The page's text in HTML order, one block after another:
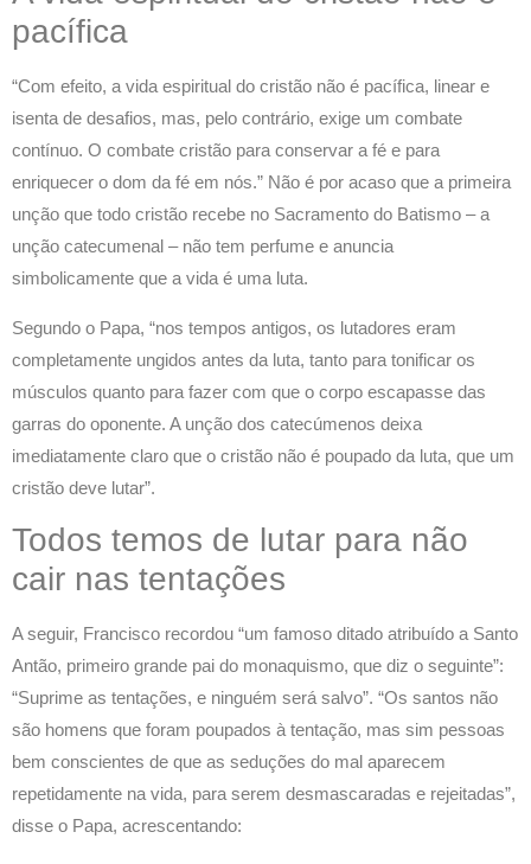
pacífica
“Com efeito, a vida espiritual do cristão não é pacífica, linear e
isenta de desafios, mas, pelo contrário, exige um combate
contínuo. O combate cristão para conservar a fé e para
enriquecer o dom da fé em nós.” Não é por acaso que a primeira
unção que todo cristão recebe no Sacramento do Batismo – a
unção catecumenal – não tem perfume e anuncia
simbolicamente que a vida é uma luta.
Segundo o Papa, “nos tempos antigos, os lutadores eram
completamente ungidos antes da luta, tanto para tonificar os
músculos quanto para fazer com que o corpo escapasse das
garras do oponente. A unção dos catecúmenos deixa
imediatamente claro que o cristão não é poupado da luta, que um
cristão deve lutar”.
Todos temos de lutar para não
cair nas tentações
A seguir, Francisco recordou “um famoso ditado atribuído a Santo
Antão, primeiro grande pai do monaquismo, que diz o seguinte”:
“Suprime as tentações, e ninguém será salvo”. “Os santos não
são homens que foram poupados à tentação, mas sim pessoas
bem conscientes de que as seduções do mal aparecem
repetidamente na vida, para serem desmascaradas e rejeitadas”,
disse o Papa, acrescentando: